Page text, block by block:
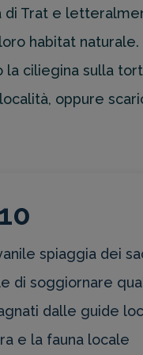
Trat e
habitat
ciliegina sulla
oppure
spiaggia dei
di soggiornare
dalle guide
e la fauna locale